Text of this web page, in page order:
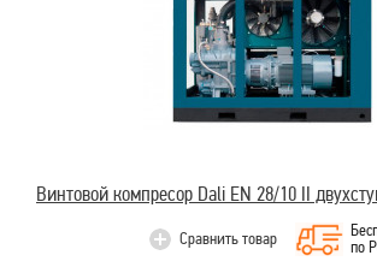
Винтовой компресор Dali EN 28/10 II
Сравнить товар
по